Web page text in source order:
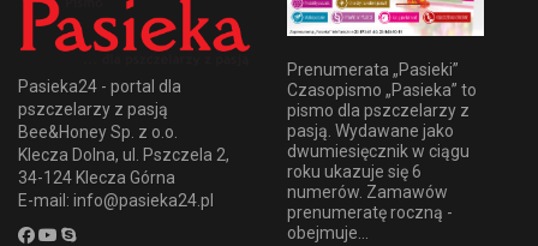
Pasieka24 - portal dla
pszczelarzy z pasją
Bee&Honey Sp. z o.o.
Klecza Dolna, ul. Pszczela 2,
34-124 Klecza Górna
E-mail: info@pasieka24.pl
Prenumerata „Pasieki”
Czasopismo „Pasieka” to
pismo dla pszczelarzy z
pasją. Wydawane jako
dwumiesięcznik w ciągu
roku ukazuje się 6
numerów. Zamawów
prenumeratę roczną -
obejmuje...